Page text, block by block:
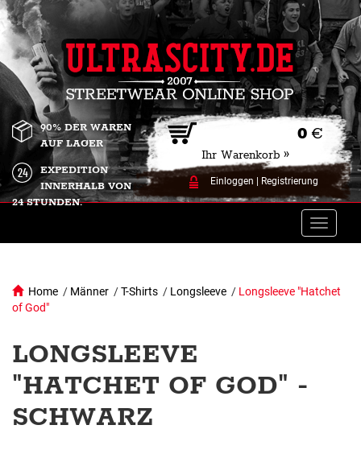
0 €
Ihr Warenkorb »
Einloggen Registrierung
90% DER WAREN
AUF LAGER
EXPEDITION
INNERHALB VON
24 STUNDEN.
Toggle
Home / Männer /T-Shirts / Longsleeve / Longsleeve "Hatchet
of God"
LONGSLEEVE
"HATCHET OF GOD" -
SCHWARZ